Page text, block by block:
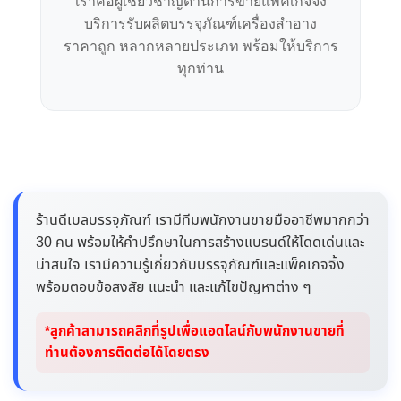
บริการรับผลิตบรรจุภัณฑ์เครื่องสำอาง
ราคาถูก หลากหลายประเภท พร้อมให้บริการ
ทุกท่าน
ร้านดีเบลบรรจุภัณฑ์ เรามีทีมพนักงานขายมืออาชีพมากกว่า
30 คน พร้อมให้คำปรึกษาในการสร้างแบรนด์ให้โดดเด่นและ
น่าสนใจ เรามีความรู้เกี่ยวกับบรรจุภัณฑ์และแพ็คเกจจิ้ง
พร้อมตอบข้อสงสัย แนะนำ และแก้ไขปัญหาต่าง ๆ
*ลูกค้าสามารถคลิกที่รูปเพื่อแอดไลน์กับพนักงานขายที่
ท่านต้องการติดต่อได้โดยตรง